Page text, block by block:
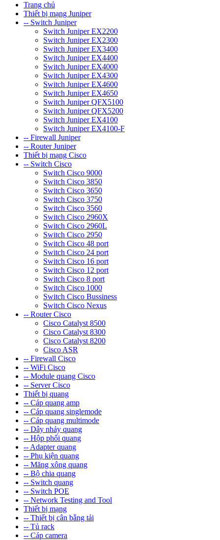
Trang chủ
Thiết bị mạng Juniper
-- Switch Juniper
Switch Juniper EX2200
Switch Juniper EX2300
Switch Juniper EX3400
Switch Juniper EX4400
Switch Juniper EX4000
Switch Juniper EX4300
Switch Juniper EX4600
Switch Juniper EX4650
Switch Juniper QFX5100
Switch Juniper QFX5200
Switch Juniper EX4100
Switch Juniper EX4100-F
-- Firewall Juniper
-- Router Juniper
Thiết bị mạng Cisco
-- Switch Cisco
Switch Cisco 9000
Switch Cisco 3850
Switch Cisco 3650
Switch Cisco 3750
Switch Cisco 3560
Switch Cisco 2960X
Switch Cisco 2960L
Switch Cisco 2950
Switch Cisco 48 port
Switch Cisco 24 port
Switch Cisco 16 port
Switch Cisco 12 port
Switch Cisco 8 port
Switch Cisco 1000
Switch Cisco Bussiness
Switch Cisco Nexus
-- Router Cisco
Cisco Catalyst 8500
Cisco Catalyst 8300
Cisco Catalyst 8200
Cisco ASR
-- Firewall Cisco
-- WiFi Cisco
-- Module quang Cisco
-- Server Cisco
Thiết bị quang
-- Cáp quang amp
-- Cáp quang singlemode
-- Cáp quang multimode
-- Dây nhảy quang
-- Hộp phối quang
-- Adapter quang
-- Phụ kiện quang
-- Măng xông quang
-- Bộ chia quang
-- Switch quang
-- Switch POE
-- Network Testing and Tool
Thiết bị mạng
-- Thiết bị cân bằng tải
-- Tủ rack
-- Cáp camera